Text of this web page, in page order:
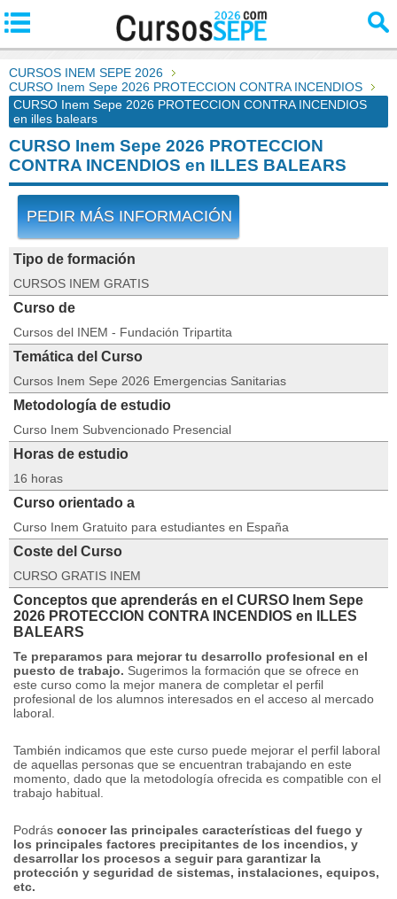
CURSOS INEM SEPE 2026
CURSO Inem Sepe 2026 PROTECCION CONTRA INCENDIOS
CURSO Inem Sepe 2026 PROTECCION CONTRA INCENDIOS
en illes balears
CURSO Inem Sepe 2026 PROTECCION
CONTRA INCENDIOS en ILLES BALEARS
PEDIR MÁS INFORMACIÓN
Tipo de formación
CURSOS INEM GRATIS
Curso de
Cursos del INEM - Fundación Tripartita
Temática del Curso
Cursos Inem Sepe 2026 Emergencias Sanitarias
Metodología de estudio
Curso Inem Subvencionado Presencial
Horas de estudio
16 horas
Curso orientado a
Curso Inem Gratuito para estudiantes en España
Coste del Curso
CURSO GRATIS INEM
Conceptos que aprenderás en el CURSO Inem Sepe
2026 PROTECCION CONTRA INCENDIOS en ILLES
BALEARS
Te preparamos para mejorar tu desarrollo profesional en el
puesto de trabajo. Sugerimos la formación que se ofrece en
este curso como la mejor manera de completar el perfil
profesional de los alumnos interesados ​​en el acceso al mercado
laboral.
También indicamos que este curso puede mejorar el perfil laboral
de aquellas personas que se encuentran trabajando en este
momento, dado que la metodología ofrecida es compatible con el
trabajo habitual.
Podrás conocer las principales características del fuego y
los principales factores precipitantes de los incendios, y
desarrollar los procesos a seguir para garantizar la
protección y seguridad de sistemas, instalaciones, equipos,
etc.